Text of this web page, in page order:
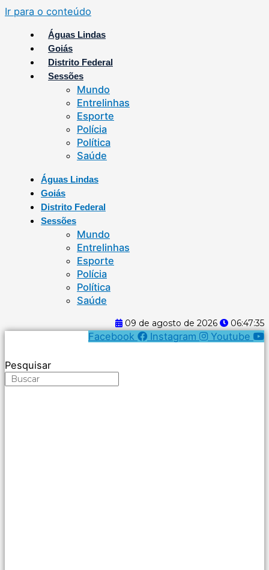
Ir para o conteúdo
Águas Lindas
Goiás
Distrito Federal
Sessões
Mundo
Entrelinhas
Esporte
Polícia
Política
Saúde
Águas Lindas
Goiás
Distrito Federal
Sessões
Mundo
Entrelinhas
Esporte
Polícia
Política
Saúde
09 de agosto de 2026 06:47:35
Facebook Instagram Youtube
Pesquisar